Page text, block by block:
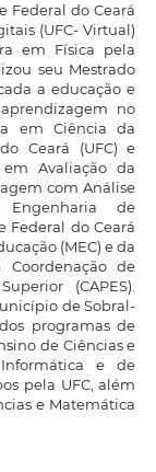
Federal do Ceará
(UFC- Virtual)
em Física pela
seu Mestrado
a educação e
no
em Ciência da
Ceará (UFC) e
Avaliação da
com Análise
de
Federal do Ceará
(MEC) e da
de
(CAPES).
de Sobral-
programas de
de Ciências e
e de
pela UFC, além
e Matemática